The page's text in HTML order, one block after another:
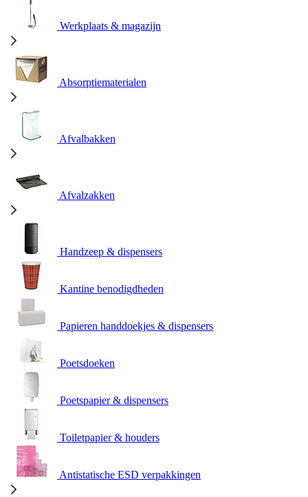
Werkplaats & magazijn
Absorptiematerialen
Afvalbakken
Afvalzakken
Handzeep & dispensers
Kantine benodigdheden
Papieren handdoekjes & dispensers
Poetsdoeken
Poetspapier & dispensers
Toiletpapier & houders
Antistatische ESD verpakkingen